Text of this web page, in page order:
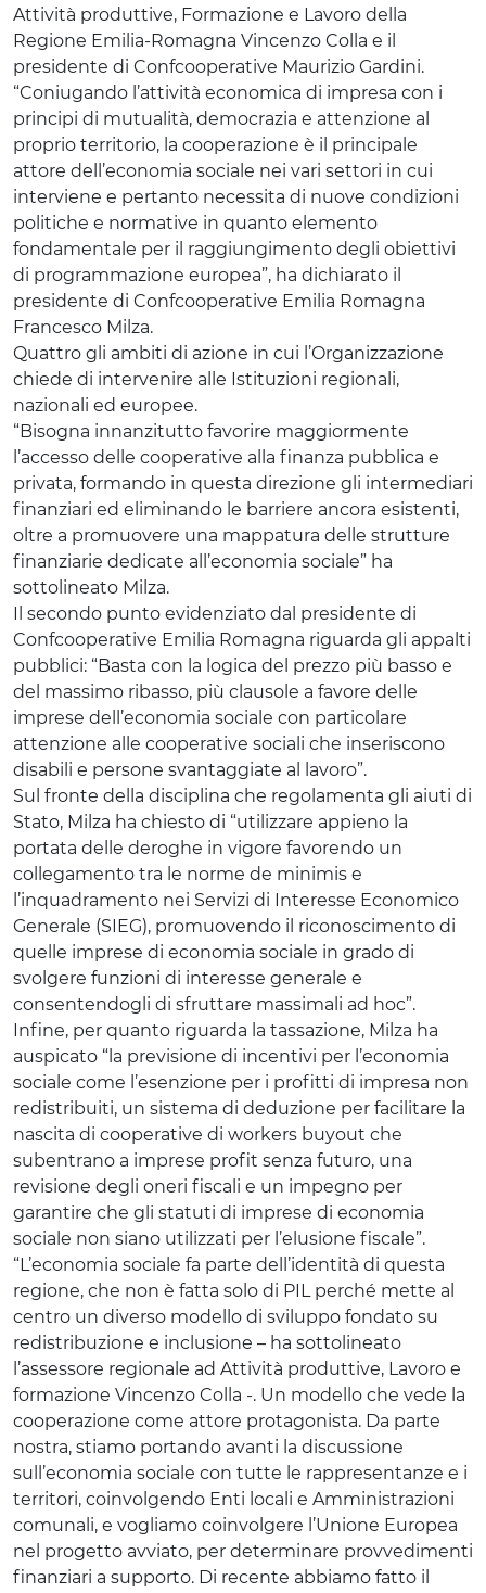
Attività produttive, Formazione e Lavoro della
Regione Emilia-Romagna Vincenzo Colla e il
presidente di Confcooperative Maurizio Gardini.
“Coniugando l’attività economica di impresa con i
principi di mutualità, democrazia e attenzione al
proprio territorio, la cooperazione è il principale
attore dell’economia sociale nei vari settori in cui
interviene e pertanto necessita di nuove condizioni
politiche e normative in quanto elemento
fondamentale per il raggiungimento degli obiettivi
di programmazione europea”, ha dichiarato il
presidente di Confcooperative Emilia Romagna
Francesco Milza.
Quattro gli ambiti di azione in cui l’Organizzazione
chiede di intervenire alle Istituzioni regionali,
nazionali ed europee.
“Bisogna innanzitutto favorire maggiormente
l’accesso delle cooperative alla finanza pubblica e
privata, formando in questa direzione gli intermediari
finanziari ed eliminando le barriere ancora esistenti,
oltre a promuovere una mappatura delle strutture
finanziarie dedicate all’economia sociale” ha
sottolineato Milza.
Il secondo punto evidenziato dal presidente di
Confcooperative Emilia Romagna riguarda gli appalti
pubblici: “Basta con la logica del prezzo più basso e
del massimo ribasso, più clausole a favore delle
imprese dell’economia sociale con particolare
attenzione alle cooperative sociali che inseriscono
disabili e persone svantaggiate al lavoro”.
Sul fronte della disciplina che regolamenta gli aiuti di
Stato, Milza ha chiesto di “utilizzare appieno la
portata delle deroghe in vigore favorendo un
collegamento tra le norme de minimis e
l’inquadramento nei Servizi di Interesse Economico
Generale (SIEG), promuovendo il riconoscimento di
quelle imprese di economia sociale in grado di
svolgere funzioni di interesse generale e
consentendogli di sfruttare massimali ad hoc”.
Infine, per quanto riguarda la tassazione, Milza ha
auspicato “la previsione di incentivi per l’economia
sociale come l’esenzione per i profitti di impresa non
redistribuiti, un sistema di deduzione per facilitare la
nascita di cooperative di workers buyout che
subentrano a imprese profit senza futuro, una
revisione degli oneri fiscali e un impegno per
garantire che gli statuti di imprese di economia
sociale non siano utilizzati per l’elusione fiscale”.
“L’economia sociale fa parte dell’identità di questa
regione, che non è fatta solo di PIL perché mette al
centro un diverso modello di sviluppo fondato su
redistribuzione e inclusione – ha sottolineato
l’assessore regionale ad Attività produttive, Lavoro e
formazione Vincenzo Colla -. Un modello che vede la
cooperazione come attore protagonista. Da parte
nostra, stiamo portando avanti la discussione
sull’economia sociale con tutte le rappresentanze e i
territori, coinvolgendo Enti locali e Amministrazioni
comunali, e vogliamo coinvolgere l’Unione Europea
nel progetto avviato, per determinare provvedimenti
finanziari a supporto. Di recente abbiamo fatto il